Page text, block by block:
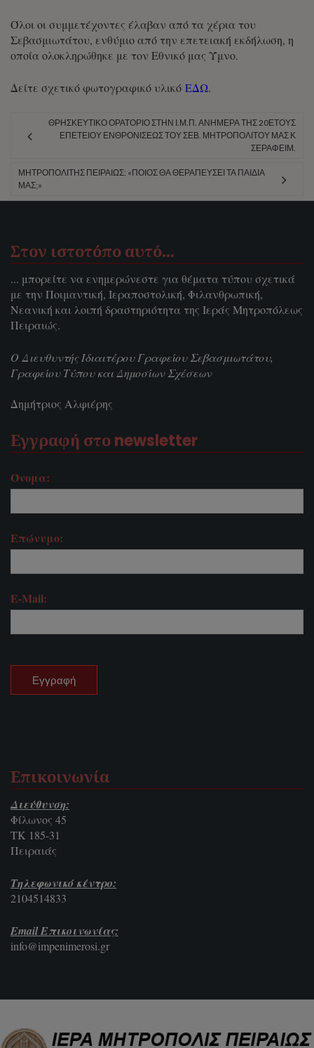
Όλοι οι συμμετέχοντες έλαβαν από τα χέρια του
Σεβασμιωτάτου, ενθύμιο από την επετειακή εκδήλωση, η
οποία ολοκληρώθηκε με τον Εθνικό μας Ύμνο.
Δείτε σχετικό φωτογραφικό υλικό ΕΔΩ.
ΘΡΗΣΚΕΥΤΙΚΌ ΟΡΑΤΌΡΙΟ ΣΤΗΝ Ι.Μ.Π. ΑΝΉΜΕΡΑ ΤΗΣ 20ΕΤΟΎΣ
ΕΠΕΤΕΊΟΥ ΕΝΘΡΟΝΊΣΕΩΣ ΤΟΥ ΣΕΒ. ΜΗΤΡΟΠΟΛΊΤΟΥ ΜΑΣ Κ
ΣΕΡΑΦΕΊΜ.
ΜΗΤΡΟΠΟΛΊΤΗΣ ΠΕΙΡΑΙΏΣ: «ΠΟΙΟΣ ΘΑ ΘΕΡΑΠΕΎΣΕΙ ΤΑ ΠΑΙΔΙΆ
ΜΑΣ;»
Στον ιστοτόπο αυτό…
... μπορείτε να ενημερώνεστε για θέματα τύπου σχετικά
με την Ποιμαντική, Ιεραποστολική, Φιλανθρωπική,
Νεανική και λοιπή δραστηριότητα της Ιεράς Μητροπόλεως
Πειραιώς.
Ο Διευθυντής Ιδιαιτέρου Γραφείου Σεβασμιωτάτου,
Γραφείου Τύπου και Δημοσίων Σχέσεων
Δημήτριος Αλφιέρης
Εγγραφή στο newsletter
Όνομα:
Επώνυμο:
E-Mail:
Επικοινωνία
Διεύθυνση:
Φίλωνος 45
ΤΚ 185-31
Πειραιάς
Τηλεφωνικό κέντρο:
2104514833
Email Επικοινωνίας:
info@impenimerosi.gr